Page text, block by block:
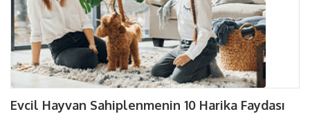
Evcil Hayvan Sahiplenmenin 10 Harika Faydası